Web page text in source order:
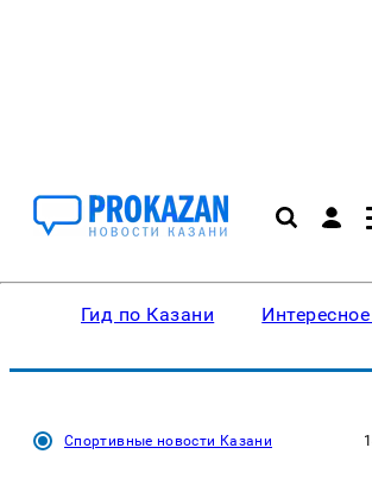
Гид по Казани
Спортивные новости Казани